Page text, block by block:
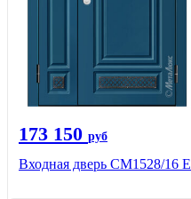
173 150 руб
Входная дверь СМ1528/16 Е